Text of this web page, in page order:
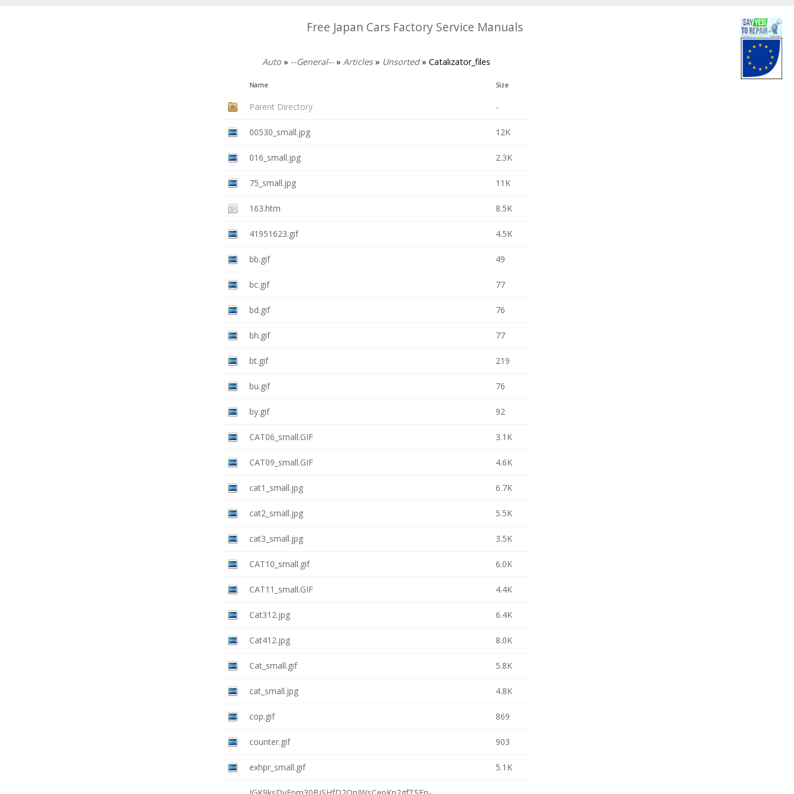
Free Japan Cars Factory Service Manuals
Auto » --General-- » Articles» Unsorted» Catalizator_files
Name Size
Parent Directory -
00530_small.jpg 12K
016_small.jpg 2.3K
75_small.jpg 11K
163.htm 8.5K
41951623.gif 4.5K
bb.gif 49
bc.gif 77
bd.gif 76
bh.gif 77
bt.gif 219
bu.gif 76
by.gif 92
CAT06_small.GIF 3.1K
CAT09_small.GIF 4.6K
cat1_small.jpg 6.7K
cat2_small.jpg 5.5K
cat3_small.jpg 3.5K
CAT10_small.gif 6.0K
CAT11_small.GIF 4.4K
Cat312.jpg 6.4K
Cat412.jpg 8.0K
Cat_small.gif 5.8K
cat_small.jpg 4.8K
cop.gif 869
counter.gif 903
exhpr_small.gif 5.1K